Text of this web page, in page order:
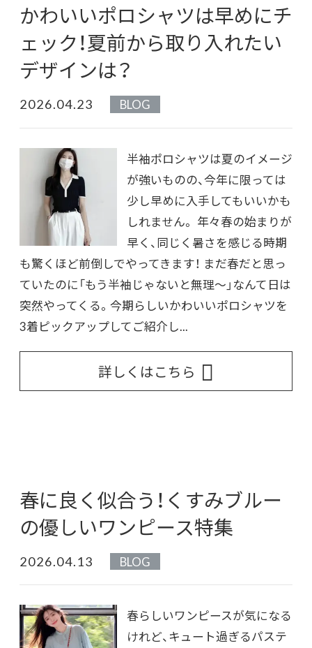
かわいいポロシャツは早めにチ
ェック！夏前から取り入れたい
デザインは？
2026.04.23 BLOG
半袖ポロシャツは夏のイメージ
が強いものの、今年に限っては
少し早めに入手してもいいかも
しれません。 年々春の始まりが
早く、同じく暑さを感じる時期
も驚くほど前倒しでやってきます！ まだ春だと思っ
ていたのに「もう半袖じゃないと無理～」なんて日は
突然やってくる。今期らしいかわいいポロシャツを
3着ピックアップしてご紹介し...
詳しくはこちら
春に良く似合う！くすみブルー
の優しいワンピース特集
2026.04.13 BLOG
春らしいワンピースが気になる
けれど、キュート過ぎるパステ